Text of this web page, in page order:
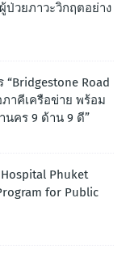
ป่วยภาวะวิกฤตอย่าง
Road
าคีเครือข่าย พร้อม
นคร 9 ด้าน 9 ดี”
Phuket
for Public